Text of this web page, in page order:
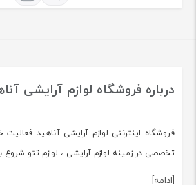
درباره فروشگاه لوازم آرایشی
تخصصی در زمینه لوازم آرایشی ، لوازم تتو شروع
[ادامه]